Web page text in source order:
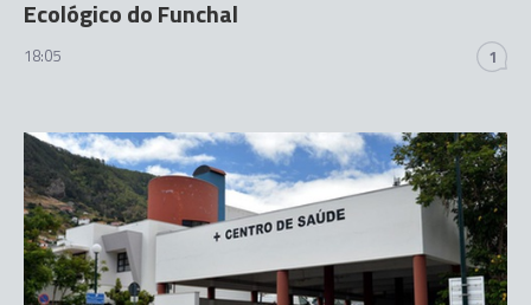
Ecológico do Funchal
18:05 1